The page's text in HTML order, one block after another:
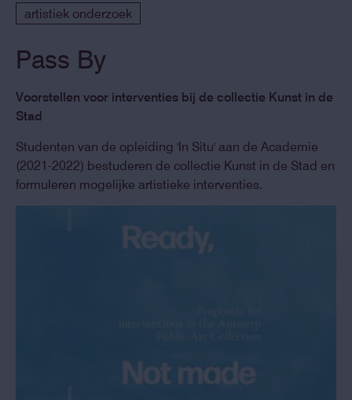
artistiek onderzoek
Pass By
Voorstellen voor interventies bij de collectie Kunst in de
Stad
Studenten van de opleiding 'In Situ' aan de Academie
(2021-2022) bestuderen de collectie Kunst in de Stad en
formuleren mogelijke artistieke interventies.